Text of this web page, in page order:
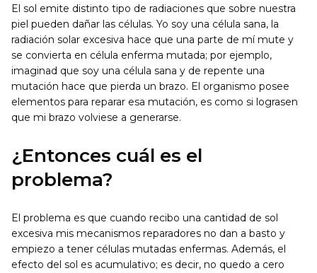
El sol emite distinto tipo de radiaciones que sobre nuestra
piel pueden dañar las células. Yo soy una célula sana, la
radiación solar excesiva hace que una parte de mí mute y
se convierta en célula enferma mutada; por ejemplo,
imaginad que soy una célula sana y de repente una
mutación hace que pierda un brazo. El organismo posee
elementos para reparar esa mutación, es como si lograsen
que mi brazo volviese a generarse.
¿Entonces cuál es el
problema?
El problema es que cuando recibo una cantidad de sol
excesiva mis mecanismos reparadores no dan a basto y
empiezo a tener células mutadas enfermas. Además, el
efecto del sol es acumulativo; es decir, no quedo a cero